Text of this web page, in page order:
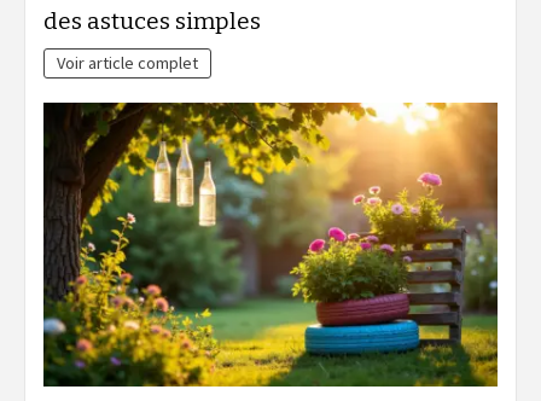
des astuces simples
Voir article complet